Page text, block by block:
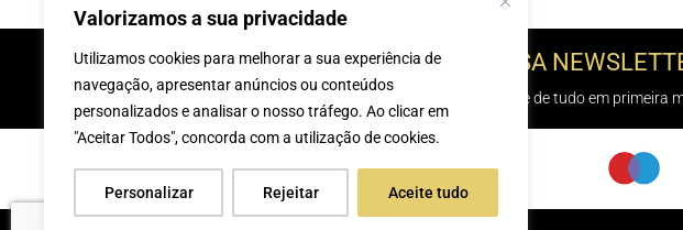
Valorizamos a sua privacidade
Utilizamos cookies para melhorar a sua experiência de
navegação, apresentar anúncios ou conteúdos
personalizados e analisar o nosso tráfego. Ao clicar em
"Aceitar Todos", concorda com a utilização de cookies.
Personalizar Rejeitar Aceite tudo
INSCREVE-TE Á NOSSA
e sabe de tudo em primeira